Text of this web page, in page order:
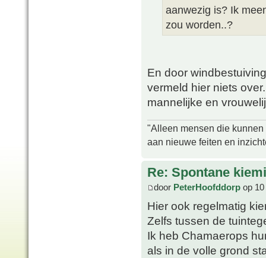
aanwezig is? Ik
zou worden..?
En door
vermeld hier niets
mannelijke en
"Alleen mensen die
aan nieuwe feiten en
Re: Spontane
door PeterHoofddorp op
Hier ook regelmatig
Zelfs tussen de
Ik heb Chamaerops
als in de volle grond